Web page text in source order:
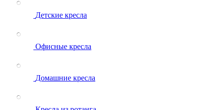
Детские кресла
Офисные кресла
Домашние кресла